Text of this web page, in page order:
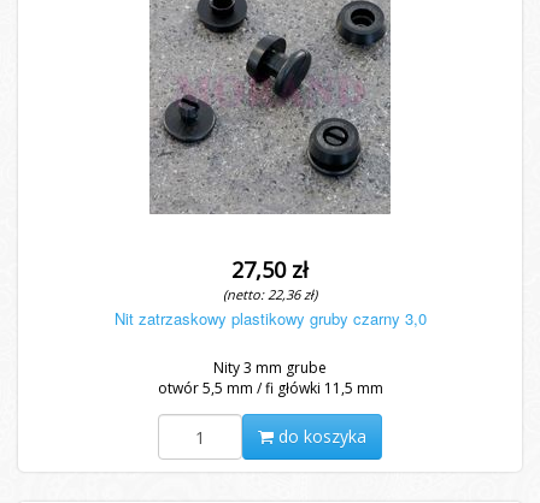
27,50 zł
(netto: 22,36 zł)
Nit zatrzaskowy plastikowy gruby czarny 3,0
Nity 3 mm grube
otwór 5,5 mm / fi główki 11,5 mm
do koszyka